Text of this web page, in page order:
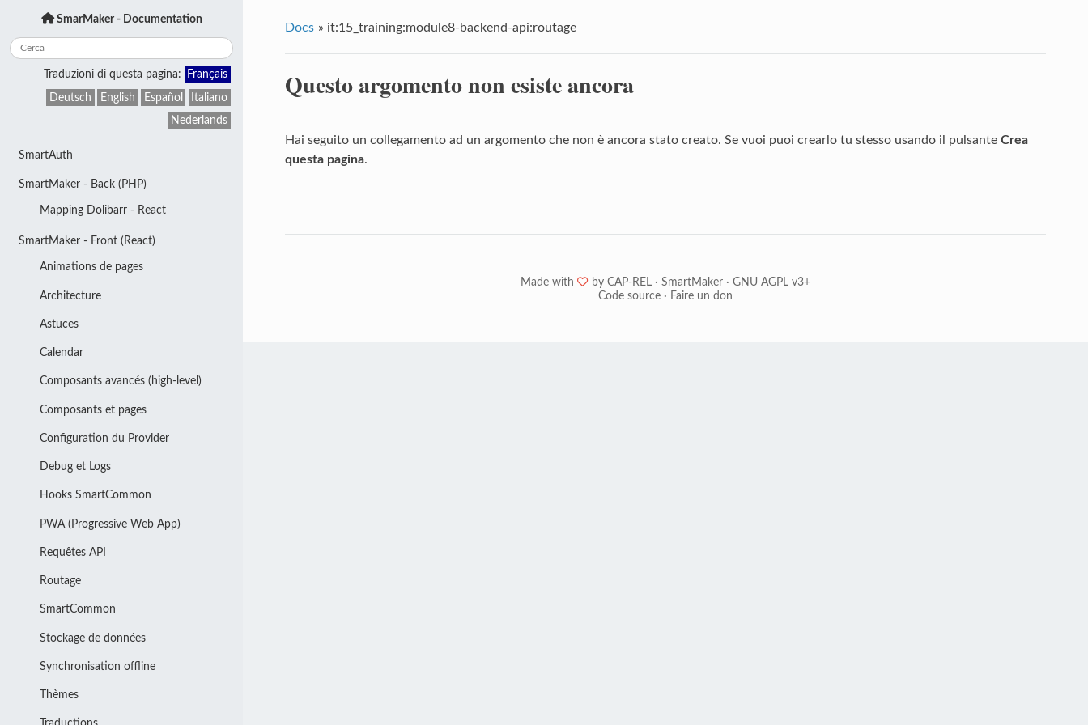
Docs » it:15_training:module8-backend-api:routage
Questo argomento non esiste ancora
Hai seguito un collegamento ad un argomento che non è ancora stato creato. Se vuoi puoi crearlo tu stesso usando il pulsante Crea
questa pagina.
Made with ❤ by CAP-REL · SmartMaker · GNU AGPL v3+
Code source · Faire un don
SmarMaker - Documentation
Traduzioni di questa pagina:
Français
Deutsch
English Español
Italiano
Nederlands
SmartAuth
SmartMaker - Back (PHP)
Mapping Dolibarr - React
SmartMaker - Front (React)
Animations de pages
Architecture
Astuces
Calendar
Composants avancés (high-level)
Composants et pages
Configuration du Provider
Debug et Logs
Hooks SmartCommon
PWA (Progressive Web App)
Requêtes API
Routage
SmartCommon
Stockage de données
Synchronisation offline
Thèmes